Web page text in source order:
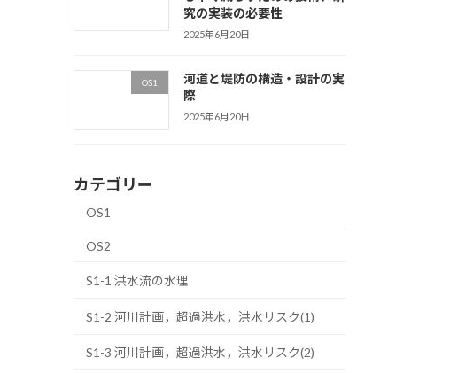
究の実装の必要性
2025年6月20日
OS1
河道と堤防の構造・設計の実
際
2025年6月20日
カテゴリー
OS1
OS2
S1-1 洪水流の水理
S1-2 河川計画，超過洪水，洪水リスク(1)
S1-3 河川計画，超過洪水，洪水リスク(2)